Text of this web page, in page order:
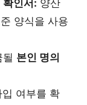
확인서: 양산
양식을 사용
본인 명의
입 여부를 확